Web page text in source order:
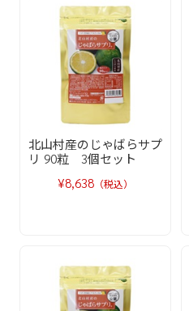
北山村産のじゃばらサプ
リ 90粒 3個セット
¥8,638 （税込）